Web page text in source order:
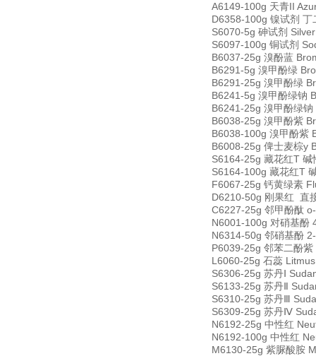
A6149-100g 天青II
D6358-100g 镍试剂
S6070-5g 砷试剂
S6097-100g 铜试剂
B6037-25g 溴酚蓝
B6291-5g 溴甲酚绿
B6291-25g 溴甲酚绿
B6241-5g 溴甲酚绿钠
B6241-25g 溴甲酚绿
B6038-25g 溴甲酚紫
B6038-100g 溴甲酚紫
B6008-25g 俾士麦棕y
S6164-25g 藏花红T
S6164-100g 藏花红T
F6067-25g 钙黄绿素
D6210-50g 刚果红 直
C6227-25g 邻甲酚酞
N6001-100g 对硝基酚
N6314-50g 邻硝基酚
P6039-25g 邻苯二酚
L6060-25g 石蕊
S6306-25g 苏丹Ⅰ
S6133-25g 苏丹Ⅱ
S6310-25g 苏丹Ⅲ
S6309-25g 苏丹Ⅳ
N6192-25g 中性红
N6192-100g 中性红
M6130-25g 紫脲酸胺